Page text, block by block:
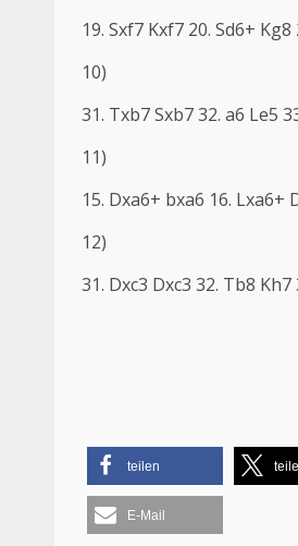
19. Sxf7 Kxf7 20. Sd6+
10)
31. Txb7 Sxb7 32. a6 Le5
11)
15. Dxa6+ bxa6 16. Lxa6+
12)
31. Dxc3 Dxc3 32. Tb8
teilen
E-Mail